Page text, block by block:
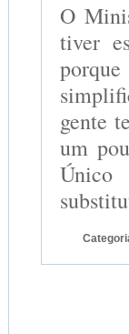
O
tiver
gente
um
Único